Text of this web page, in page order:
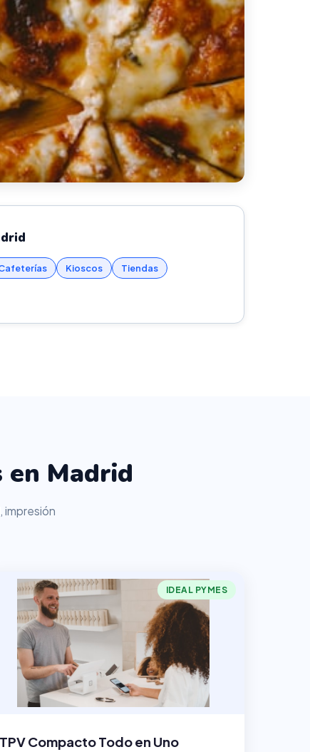
Kioscos Tiendas
en Madrid
impresión
IDEAL PYMES
TPV Compacto Todo en Uno